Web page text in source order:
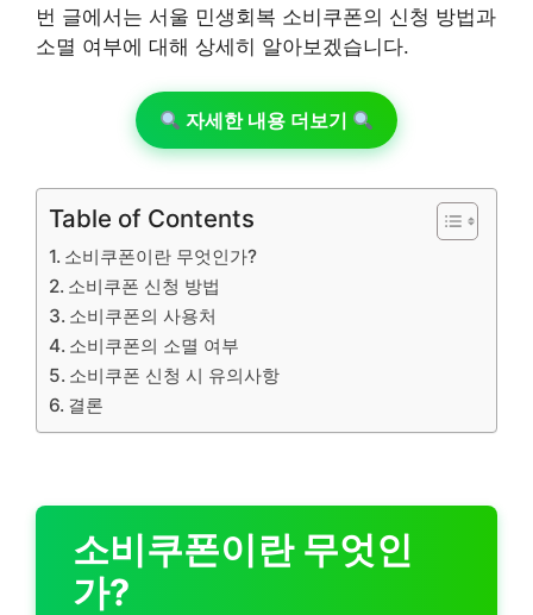
번 글에서는 서울 민생회복 소비쿠폰의 신청 방법과
소멸 여부에 대해 상세히 알아보겠습니다.
자세한 내용 더보기
Table of Contents
소비쿠폰이란 무엇인가?
소비쿠폰 신청 방법
소비쿠폰의 사용처
소비쿠폰의 소멸 여부
소비쿠폰 신청 시 유의사항
결론
소비쿠폰이란 무엇인
가?